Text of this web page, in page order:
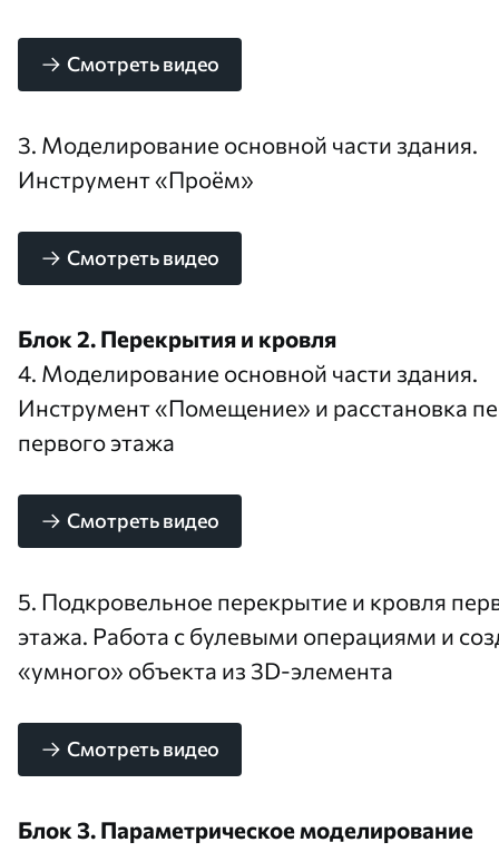
Смотреть видео
3. Моделирование основной части здания.
Инструмент «Проём»
Смотреть видео
Блок 2. Перекрытия и кровля
4. Моделирование основной части здания.
Инструмент «Помещение» и расстановка
первого этажа
Смотреть видео
5. Подкровельное перекрытие и кровля
этажа. Работа с булевыми операциями и
«умного» объекта из 3D-элемента
Смотреть видео
Блок 3. Параметрическое моделирование